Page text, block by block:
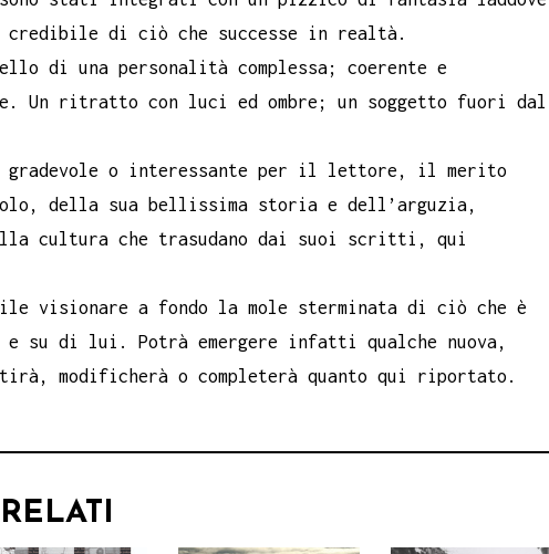
credibile di ciò che successe in realtà.
di una personalità complessa; coerente e
Un ritratto con luci ed ombre; un soggetto fuori dal
o interessante per il lettore, il merito
della sua bellissima storia e dell’arguzia,
cultura che trasudano dai suoi scritti, qui
visionare a fondo la mole sterminata di ciò che è
su di lui. Potrà emergere infatti qualche nuova,
modificherà o completerà quanto qui riportato.